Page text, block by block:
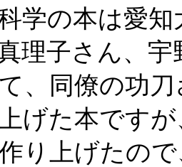
学の本は愛
理子さん、
、同僚の功
げた本です
り上げたの